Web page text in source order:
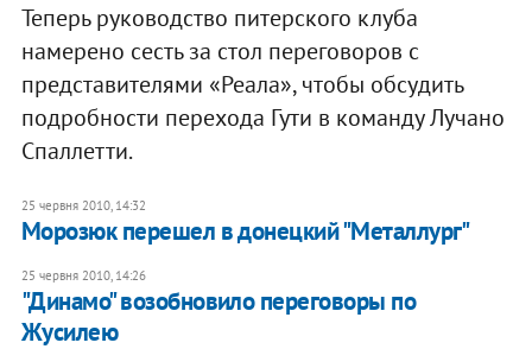
Теперь руководство питерского клуба
намерено сесть за стол переговоров с
представителями «Реала», чтобы обсудить
подробности перехода Гути в команду Лучано
Спаллетти.
25 червня 2010, 14:32
Морозюк перешел в донецкий "Металлург"
25 червня 2010, 14:26
"Динамо" возобновило переговоры по
Жусилею